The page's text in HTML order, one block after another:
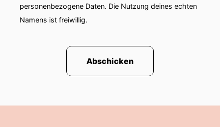
personenbezogene Daten. Die Nutzung deines echten
Namens ist freiwillig.
Abschicken